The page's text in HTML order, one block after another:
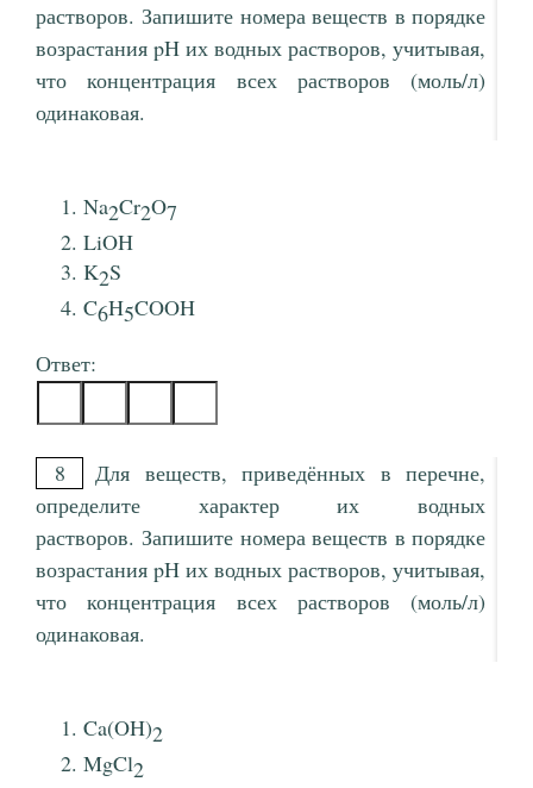
растворов. Запишите номера веществ в порядке
возрастания pH их водных растворов, учитывая,
что концентрация всех растворов (моль/л)
одинаковая.
Na2Cr2O7
LiOH
K2S
C6H5COOH
Ответ:
8
Для веществ, приведённых в перечне,
определите характер их водных
растворов. Запишите номера веществ в порядке
возрастания pH их водных растворов, учитывая,
что концентрация всех растворов (моль/л)
одинаковая.
Ca(OH)2
MgCl2